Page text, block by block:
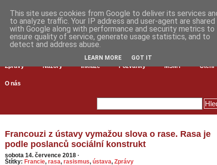
Zprávy Názory Inkluze Pozvánky MŠMT Čtení
O nás
Francouzi z ústavy vymažou slova o rase. Rasa je
podle poslanců sociální konstrukt
sobota 14. července 2018 ·
Štítky: Francie, rasa, rasismus, ústava, Zprávy
This site uses cookies from Google to deliver its services
to analyze traffic. Your IP address and user-agent are shared
with Google along with performance and security metrics to
ensure quality of service, generate usage statistics, and to
detect and address abuse.
LEARN MORE GOT IT